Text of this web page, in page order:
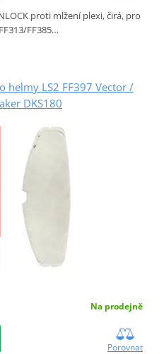
proti mlžení plexi, čirá, pro
FF385…
helmy LS2 FF397 Vector /
DKS180
Na prodejně
Porovnat